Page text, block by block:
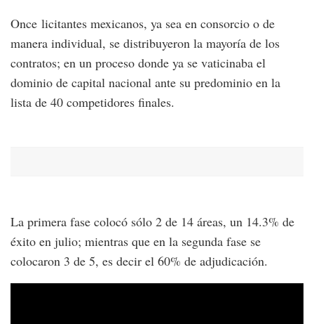
Once licitantes mexicanos, ya sea en consorcio o de
manera individual, se distribuyeron la mayoría de los
contratos; en un proceso donde ya se vaticinaba el
dominio de capital nacional ante su predominio en la
lista de 40 competidores finales.
La primera fase colocó sólo 2 de 14 áreas, un 14.3% de
éxito en julio; mientras que en la segunda fase se
colocaron 3 de 5, es decir el 60% de adjudicación.